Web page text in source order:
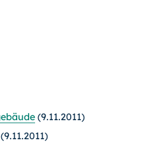
(9.11.2011)
(9.11.2011)